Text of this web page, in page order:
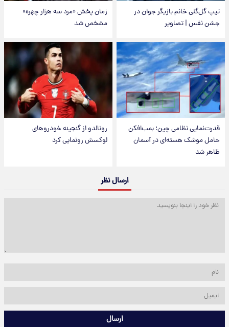
تیپ گل‌گلی خانم بازیگر جوان در
جشن نفس | تصاویر
زمان پخش «مرد سه هزار چهره»
مشخص شد
قدرت‌نمایی نظامی چین؛ بمب‌افکن
حامل موشک هسته‌ای در آسمان
ظاهر شد
رونالدو از گنجینه خودروهای
لوکسش رونمایی کرد
ارسال نظر
ارسال